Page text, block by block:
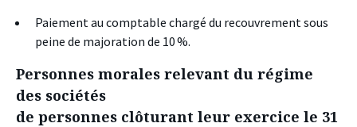
Paiement au comptable chargé du recouvrement sous
peine de majoration de 10 %.
Personnes morales relevant du régime
des sociétés
de personnes clôturant leur exercice le 31